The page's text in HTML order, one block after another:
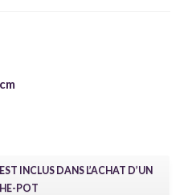
INCLUS DANS L’ACHAT D’UN
POT